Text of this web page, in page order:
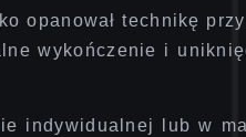
opanował technikę
wykończenie i
indywidualnej lub w